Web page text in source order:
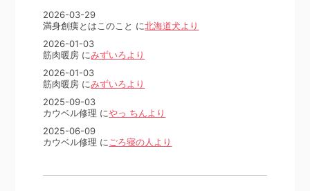
2026-03-29
満身創痍とはこのこと に北海道犬より
2026-01-03
筋肉暖房 にみずいろより
2026-01-03
筋肉暖房 にみずいろより
2025-09-03
カウベル修理 にやっ ちんより
2025-06-09
カウベル修理 に ごろ寝の人より